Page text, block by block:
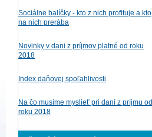
Sociálne balíčky - kto z nich profituje a kto
na nich prerába
Novinky v dani z príjmov platné od roku
2018
Index daňovej spoľahlivosti
Na čo musíme myslieť pri dani z príjmu od
roku 2018